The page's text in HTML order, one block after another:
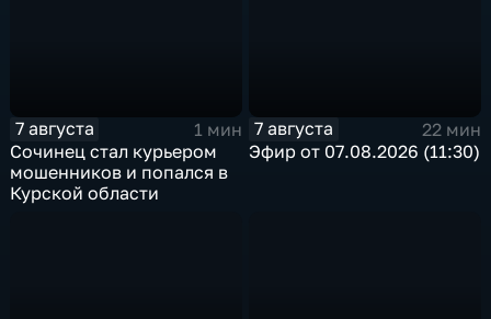
7 августа
1 мин
Сочинец стал курьером
мошенников и попался в
Курской области
7 августа
22 мин
Эфир от 07.08.2026 (11:30)